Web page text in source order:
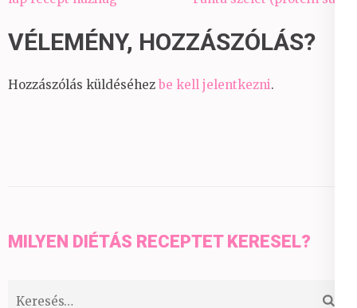
VÉLEMÉNY, HOZZÁSZÓLÁS?
Hozzászólás küldéséhez be kell jelentkezni.
MILYEN DIÉTÁS RECEPTET KERESEL?